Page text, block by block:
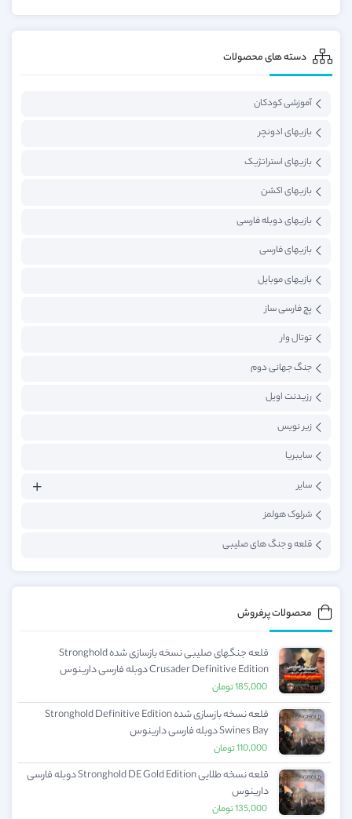
دسته های محصولات
آموزشی کودکان
بازیهای ادونچر
بازیهای استراتژیک
بازیهای اکشن
بازیهای دوبله فارسی
بازیهای فارسی
بازیهای موبایل
پچ فارسی ساز
توتال وار
جنگ جهانی دوم
رزیدنت اویل
زیر نویس
سایبریا
سایر
شرلوک هولمز
قلعه و جنگ های صلیبی
محصولات پرفروش
قلعه جنگهای صلیبی نسخه بازسازی شده Stronghold
Crusader Definitive Edition دوبله فارسی دارینوس
185,000تومان
قلعه نسخه بازسازی شده Stronghold Definitive Edition
Swines Bay دوبله فارسی دارینوس
110,000تومان
قلعه نسخه طلایی Stronghold DE Gold Edition دوبله فارسی
دارینوس
135,000تومان